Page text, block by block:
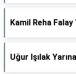
Kamil Reha
Uğur Işılak